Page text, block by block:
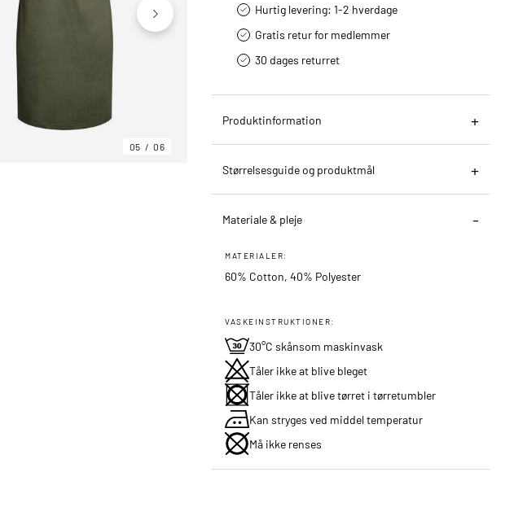
05 06 06 06
Hurtig levering­: 1-2 hverdage
Gratis retur for medlemmer
30 dages returret
Produktinformation
Størrelsesguide og produktmål
Materiale & pleje
MATERIALER:
60% Cotton, 40% Polyester
VASKEINSTRUKTIONER:
30°C skånsom maskinvask
Tåler ikke at blive bleget
Tåler ikke at blive tørret i tørretumbler
Kan stryges ved middel temperatur
Må ikke renses